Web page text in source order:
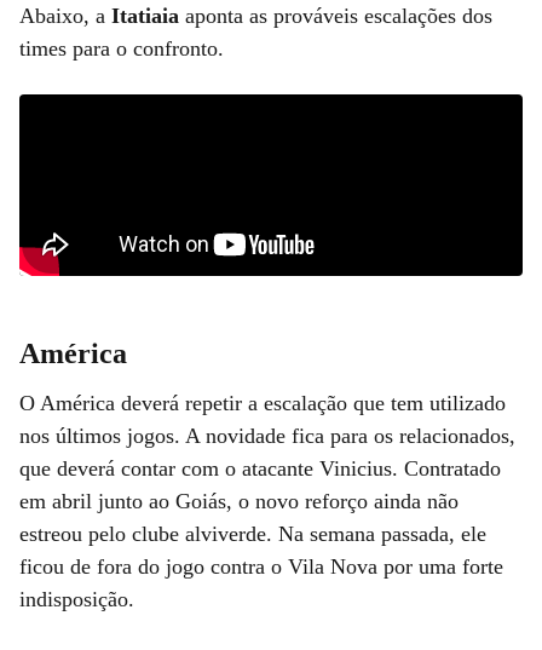
Abaixo, a Itatiaia aponta as prováveis escalações dos
times para o confronto.
América
O América deverá repetir a escalação que tem utilizado
nos últimos jogos. A novidade fica para os relacionados,
que deverá contar com o atacante Vinicius. Contratado
em abril junto ao Goiás, o novo reforço ainda não
estreou pelo clube alviverde. Na semana passada, ele
ficou de fora do jogo contra o Vila Nova por uma forte
indisposição.